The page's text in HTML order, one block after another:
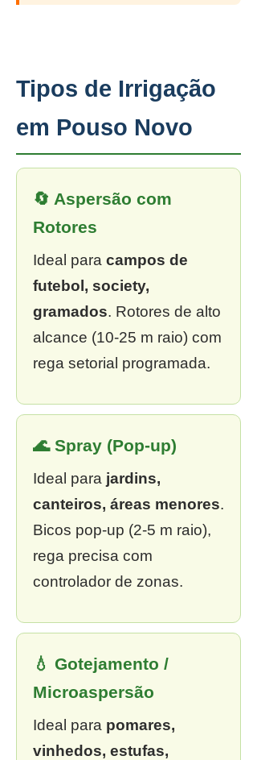
Tipos de Irrigação
em Pouso Novo
🔄 Aspersão com
Rotores
Ideal para campos de
futebol, society,
gramados. Rotores de alto
alcance (10-25 m raio) com
rega setorial programada.
🌊 Spray (Pop-up)
Ideal para jardins,
canteiros, áreas menores.
Bicos pop-up (2-5 m raio),
rega precisa com
controlador de zonas.
💧 Gotejamento /
Microaspersão
Ideal para pomares,
vinhedos, estufas,